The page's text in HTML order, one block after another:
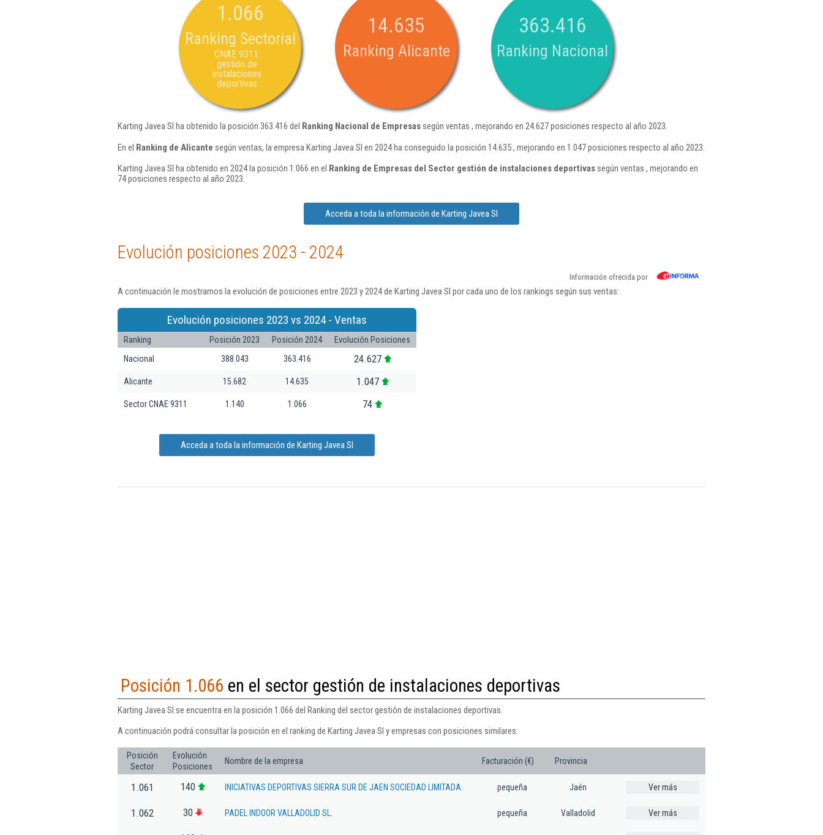
1.066
Ranking Sectorial
CNAE 9311:
gestión de
instalaciones
deportivas
14.635
Ranking Alicante
363.416
Ranking Nacional
Karting Javea Sl ha obtenido la posición 363.416 del Ranking Nacional de Empresassegún ventas , mejorando en 24.627 posiciones respecto al año 2023.
En el Ranking de Alicante según ventas, la empresa Karting Javea Sl en 2024 ha conseguido la posición 14.635 , mejorando en 1.047 posiciones respecto al año 2023.
Karting Javea Sl ha obtenido en 2024 la posición 1.066 en el Ranking de Empresas del Sector gestión de instalaciones deportivassegún ventas , mejorando en
74 posiciones respecto al año 2023.
Acceda a toda la información de Karting Javea Sl
Evolución posiciones 2023 - 2024
Información ofrecida por
A continuación le mostramos la evolución de posiciones entre 2023 y 2024 de Karting Javea Sl por cada uno de los rankings según sus ventas:
Evolución posiciones 2023 vs 2024 - Ventas
Ranking Posición 2023 Posición 2024
Evolución Posiciones
Nacional
388.043 363.416 24.627
Alicante 15.682 14.635 1.047
Sector CNAE 9311 1.140 1.066 74
Acceda a toda la información de Karting Javea Sl
Posición 1.066 en el sector gestión de instalaciones deportivas
Karting Javea Sl se encuentra en la posición 1.066 del Ranking del sector gestión de instalaciones deportivas.
A continuación podrá consultar la posición en el ranking de Karting Javea Sl y empresas con posiciones similares:
Posición
Sector
Evolución
Posiciones
Nombre de la empresa Facturación (€) Provincia
1.061 140 INICIATIVAS DEPORTIVAS SIERRA SUR DE JAEN SOCIEDAD LIMITADA. pequeña Jaén Ver más
1.062 30 PADEL INDOOR VALLADOLID SL. pequeña Valladolid Ver más